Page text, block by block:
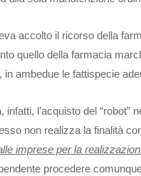
accolto il ricorso della
quello della farmacia
ambedue le fattispecie
l’acquisto del
non realizza la finalità
imprese per la
procedere